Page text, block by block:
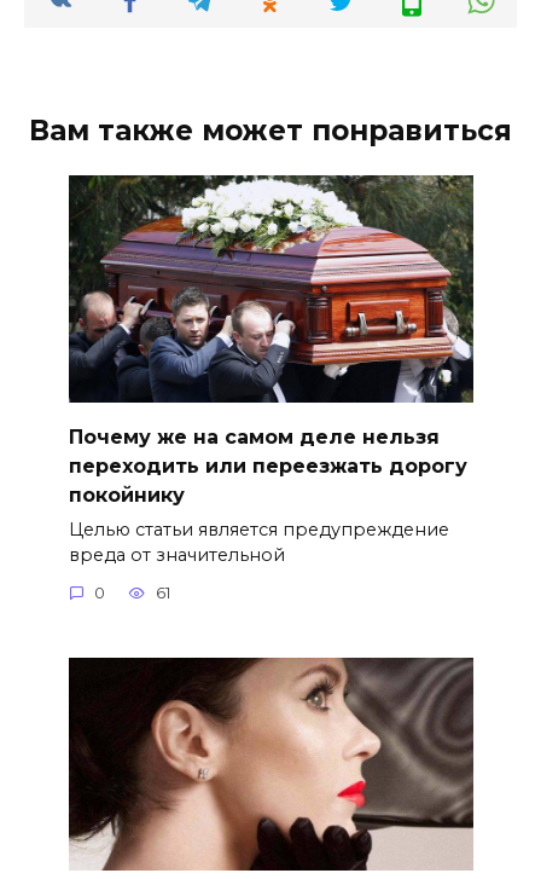
Вам также может понравиться
Почему же на самом деле нельзя
переходить или переезжать дорогу
покойнику
Целью статьи является предупреждение
вреда от значительной
0 61